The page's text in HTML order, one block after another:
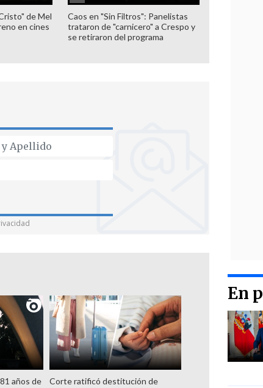
En
de Mel
en cines
Caos en "Sin Filtros": Panelistas
trataron de "carnicero" a Crespo y
se retiraron del programa
años de
Corte ratificó destitución de